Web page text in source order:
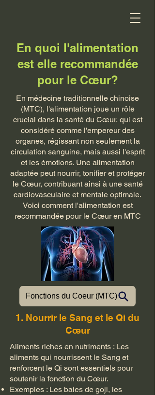
En quoi l'alimentation
est elle recommandée
pour le Cœur?
En médecine traditionnelle chinoise
(MTC), l'alimentation joue un rôle
crucial dans la santé du Cœur, qui est
considéré comme l'empereur des
organes, régissant non seulement la
circulation sanguine, mais aussi l'esprit
et les émotions. Une alimentation
adaptée peut nourrir, tonifier et protéger
le Cœur, contribuant ainsi à une santé
cardiovasculaire et mentale optimale.
Voici comment l'alimentation est
recommandée pour le Cœur en MTC
Fonctions du Coeur (MTC)
1. Nourrir le Sang et le Qi du
Cœur
Aliments riches en nutriments : Les
aliments qui nourrissent le Sang et
renforcent le Qi sont essentiels pour
soutenir la fonction du Cœur.
Exemples : Les baies de goji, les